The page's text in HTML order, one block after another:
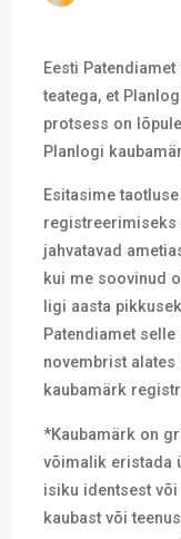
Eesti
teatega, et
protsess on
Planlogi
Esitasime
registreerimiseks
jahvatavad
kui me soovinud
ligi aasta
Patendiamet
novembrist alates
kaubamärk
*Kaubamärk on
võimalik eristada
isiku identsest
kaubast või